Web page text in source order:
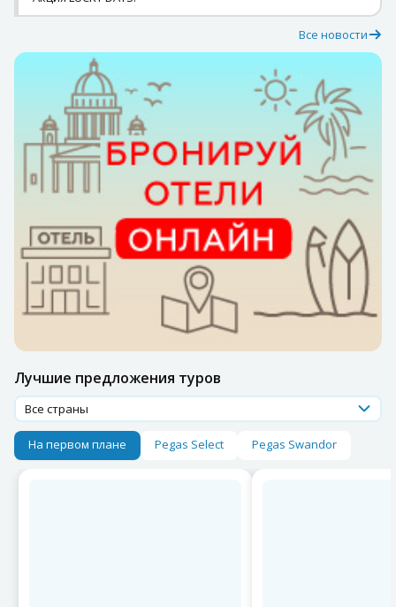
Все новости
Лучшие предложения туров
Все страны
На первом плане Pegas Select Pegas Swandor